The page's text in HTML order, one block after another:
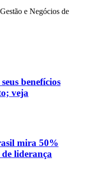
e Negócios de
benefícios
veja
mira 50%
de liderança